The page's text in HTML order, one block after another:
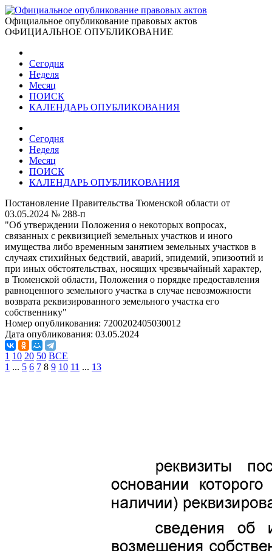
Официальное опубликование правовых актов
ОФИЦИАЛЬНОЕ ОПУБЛИКОВАНИЕ
Сегодня
Неделя
Месяц
ПОИСК
КАЛЕНДАРЬ ОПУБЛИКОВАНИЯ
Сегодня
Неделя
Месяц
ПОИСК
КАЛЕНДАРЬ ОПУБЛИКОВАНИЯ
Постановление Правительства Тюменской области от
03.05.2024 № 288-п
"Об утверждении Положения о некоторых вопросах,
связанных с реквизицией земельных участков и иного
имущества либо временным занятием земельных участков в
случаях стихийных бедствий, аварий, эпидемий, эпизоотий и
при иных обстоятельствах, носящих чрезвычайный характер,
в Тюменской области, Положения о порядке предоставления
равноценного земельного участка в случае невозможности
возврата реквизированного земельного участка его
собственнику"
Номер опубликования: 7200202405030012
Дата опубликования: 03.05.2024
1 10 20 50 ВСЕ
1 ... 5 6 7 8 9 10 11 ... 13